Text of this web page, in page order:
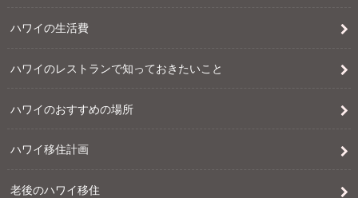
ハワイの生活費
ハワイのレストランで知っておきたいこと
ハワイのおすすめの場所
ハワイ移住計画
老後のハワイ移住